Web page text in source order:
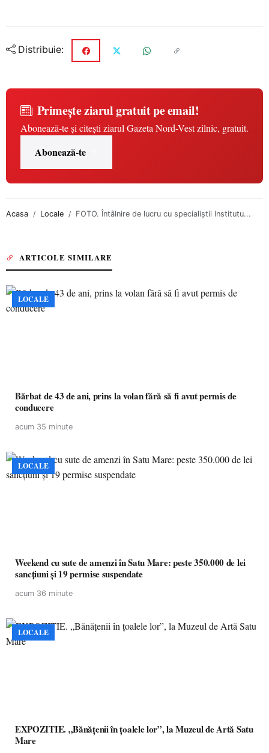
Distribuie:
Primește ziarul gratuit pe email!
Abonează-te și citești ziarul Gazeta Nord-Vest zilnic, gratuit.
Abonează-te
Acasa Locale FOTO. Întâlnire de lucru cu specialiștii Institutu...
ARTICOLE SIMILARE
LOCALE
Bărbat de 43 de ani, prins la volan fără să fi avut permis de
conducere
acum 35 minute
LOCALE
Weekend cu sute de amenzi în Satu Mare: peste 350.000 de lei
sancțiuni și 19 permise suspendate
acum 36 minute
LOCALE
EXPOZITIE. „Bănățenii în țoalele lor”, la Muzeul de Artă Satu
Mare